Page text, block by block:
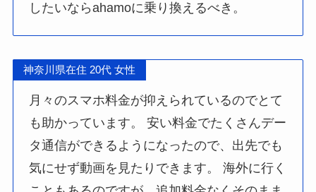
したいならahamoに乗り換えるべき。
神奈川県在住 20代 女性
月々のスマホ料金が抑えられているのでとて
も助かっています。 安い料金でたくさんデー
タ通信ができるようになったので、出先でも
気にせず動画を見たりできます。 海外に行く